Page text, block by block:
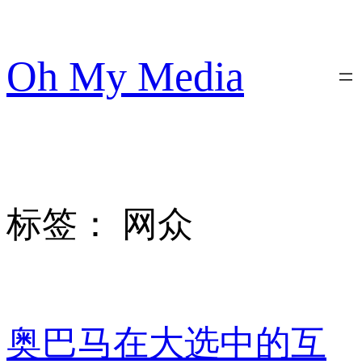
内
容
Oh My Media
标签： 网众
奥巴马在大选中的互